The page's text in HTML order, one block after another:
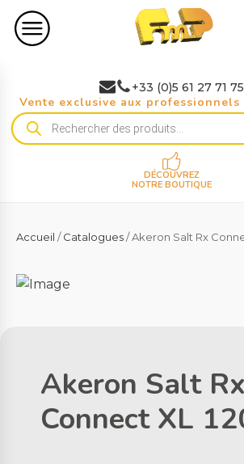
+33 (0)5 61 27 71 75
Vente exclusive aux
Recherche
de
DÉCOUVREZ
NOTRE BOUTIQUE
Accueil /Catalogues/ Akeron Salt Rx
Akeron Salt Rx
Connect XL